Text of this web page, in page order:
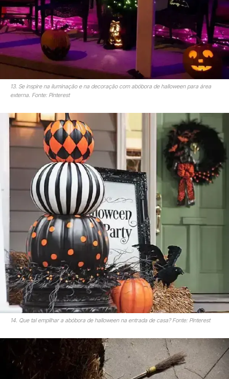
13. Se inspire na iluminação e na decoração com abóbora de halloween para área
externa. Fonte: Pinterest
14. Que tal empilhar a abóbora de halloween na entrada de casa? Fonte: Pinterest